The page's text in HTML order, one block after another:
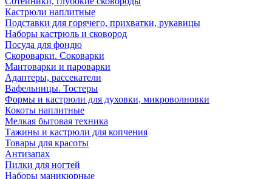
Кастрюли наплитные
Подставки для горячего, прихватки, рукавицы
Наборы кастрюль и сковород
Посуда для фондю
Скороварки. Соковарки
Мантоварки и пароварки
Адаптеры, рассекатели
Вафельницы. Тостеры
Формы и кастрюли для духовки, микроволновки
Кокоты наплитные
Мелкая бытовая техника
Тажины и кастрюли для копчения
Товары для красоты
Антизапах
Пилки для ногтей
Наборы маникюрные